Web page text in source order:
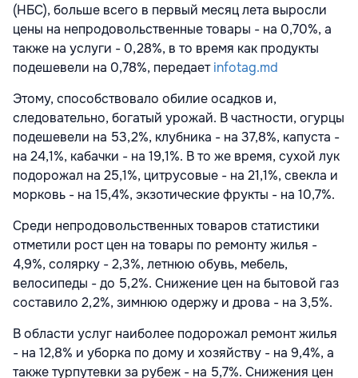
(НБС), больше всего в первый месяц лета выросли
цены на непродовольственные товары - на 0,70%, а
также на услуги - 0,28%, в то время как продукты
подешевели на 0,78%, передаетinfotag.md
Этому, способствовало обилие осадков и,
следовательно, богатый урожай. В частности, огурцы
подешевели на 53,2%, клубника - на 37,8%, капуста -
на 24,1%, кабачки - на 19,1%. В то же время, сухой лук
подорожал на 25,1%, цитрусовые - на 21,1%, свекла и
морковь - на 15,4%, экзотические фрукты - на 10,7%.
Среди непродовольственных товаров статистики
отметили рост цен на товары по ремонту жилья -
4,9%, солярку - 2,3%, летнюю обувь, мебель,
велосипеды - до 5,2%. Снижение цен на бытовой газ
составило 2,2%, зимнюю одержу и дрова - на 3,5%.
В области услуг наиболее подорожал ремонт жилья
- на 12,8% и уборка по дому и хозяйству - на 9,4%, а
также турпутевки за рубеж - на 5,7%. Снижения цен